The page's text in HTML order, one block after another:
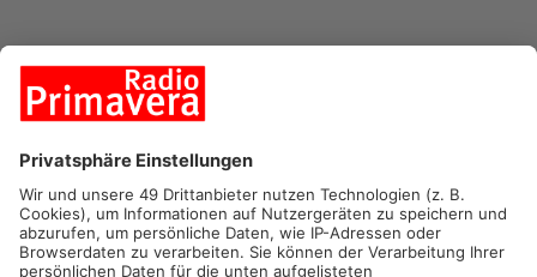
Mehr zum Thema
Bürgermeister Herbert Jakob sagte uns:
PLAY
00:22
MUTE